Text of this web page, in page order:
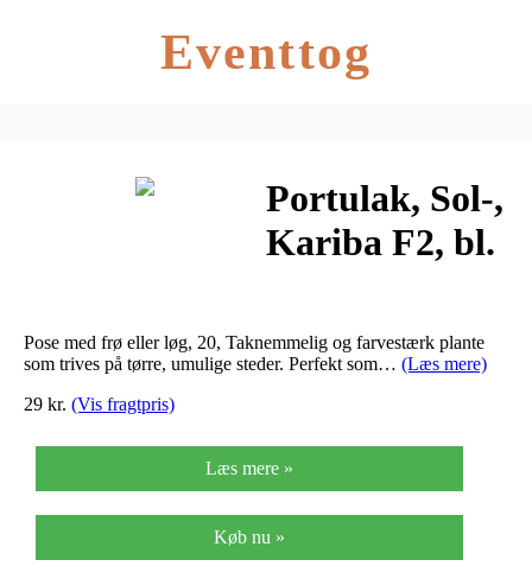
Eventtog
Portulak, Sol-,
Kariba F2, bl.
Portulaca
grandiflora
Pose med frø eller løg, 20, Taknemmelig og farvestærk plante
som trives på tørre, umulige steder. Perfekt som… (Læs mere)
29 kr. (Vis fragtpris)
Læs mere »
Køb nu »